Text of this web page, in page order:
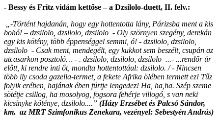
- Bessy és Fritz vidám kettőse – a Dzsilolo-duett, II. felv.:
„-Történt hajdanán, hogy egy hottentotta lány, Párizsba ment a kis
bohó! – dzsilolo, dzsilolo, dzsilolo - Oly szörnyen szegény, derekán
egy kis kötény, több éppenséggel semmi, ó! - dzsilolo, dzsilolo,
dzsilolo - Csak ment, mendegélt, egy kukkot sem beszélt, csupán az
utcasarkon posztoló… - . dzsilolo, dzsilolo, dzsilolo ...- ...rendőr úr
előtt, ki rendre inti őt, mondta hottentottául: dzsilolo. / - Nincsen
több ily csoda gazella-termet, a fekete Afrika ölében termett ez! Tűz
folyik erében, hajának ében fürtje lengedez! Ha, ha,ha. Szép szeme
sötétje csillog, ha mosolyog, fogsora fehérje villogó, s van neki
kicsinyke köténye, dzsilolo....” (Házy Erzsébet és Palcsó Sándor,
km. az MRT Szimfonikus Zenekara, vezényel: Sebestyén András)